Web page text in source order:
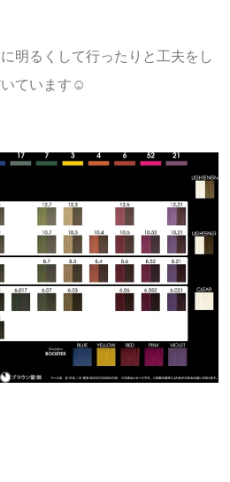
明るくして行ったりと工夫をし
ています☺︎